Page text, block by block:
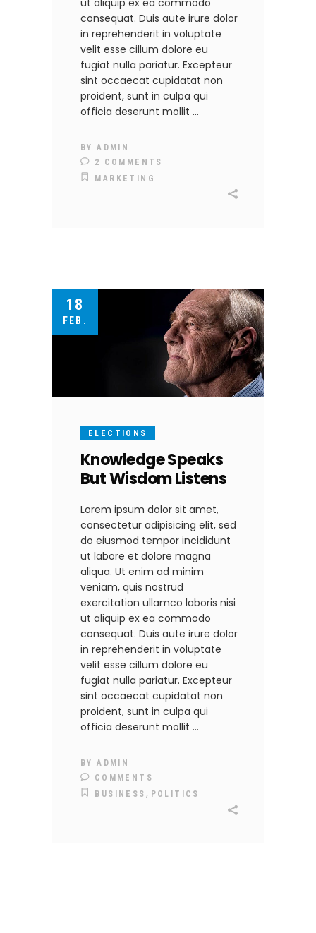
ut aliquip ex ea commodo
consequat. Duis aute irure dolor
in reprehenderit in voluptate
velit esse cillum dolore eu
fugiat nulla pariatur. Excepteur
sint occaecat cupidatat non
proident, sunt in culpa qui
officia deserunt mollit
BYADMIN
2 COMMENTS
MARKETING
18
FEB.
ELECTIONS
Knowledge Speaks
But Wisdom Listens
Lorem ipsum dolor sit amet,
consectetur adipisicing elit, sed
do eiusmod tempor incididunt
ut labore et dolore magna
aliqua. Ut enim ad minim
veniam, quis nostrud
exercitation ullamco laboris nisi
ut aliquip ex ea commodo
consequat. Duis aute irure dolor
in reprehenderit in voluptate
velit esse cillum dolore eu
fugiat nulla pariatur. Excepteur
sint occaecat cupidatat non
proident, sunt in culpa qui
officia deserunt mollit
BYADMIN
COMMENTS
BUSINESS , POLITICS